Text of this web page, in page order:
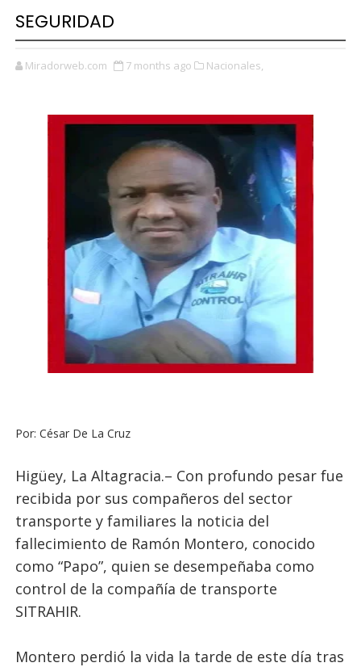
SEGURIDAD
Miradorweb.com 7 months ago Nacionales,
Por: César De La Cruz
Higüey, La Altagracia.– Con profundo pesar fue
recibida por sus compañeros del sector
transporte y familiares la noticia del
fallecimiento de Ramón Montero, conocido
como “Papo”, quien se desempeñaba como
control de la compañía de transporte
SITRAHIR.
Montero perdió la vida la tarde de este día tras